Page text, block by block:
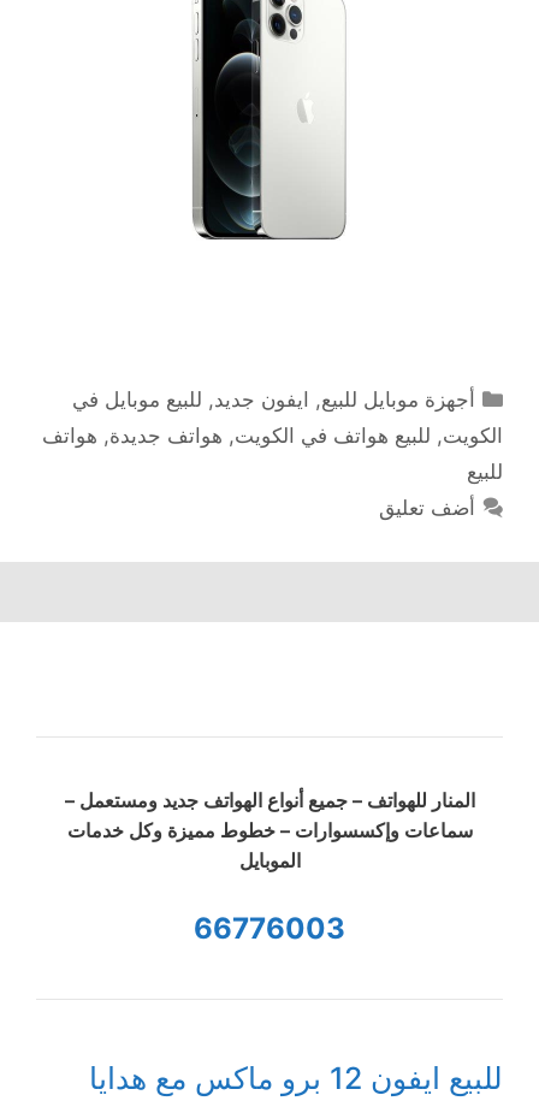
التصنيفات
أجهزة موبايل للبيع, ايفون جديد, للبيع موبايل في
الكويت, للبيع هواتف في الكويت, هواتف جديدة, هواتف
للبيع
أضف تعليق
المنار للهواتف – جميع أنواع الهواتف جديد ومستعمل –
سماعات وإكسسوارات – خطوط مميزة وكل خدمات
الموبايل
66776003
للبيع ايفون 12 برو ماكس مع هدايا